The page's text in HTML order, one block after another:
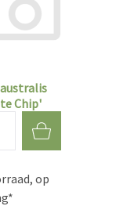
Chip'
op